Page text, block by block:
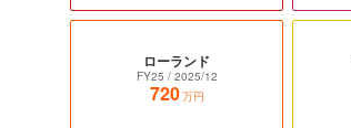
ローランド
FY25 / 2025/12
720万円